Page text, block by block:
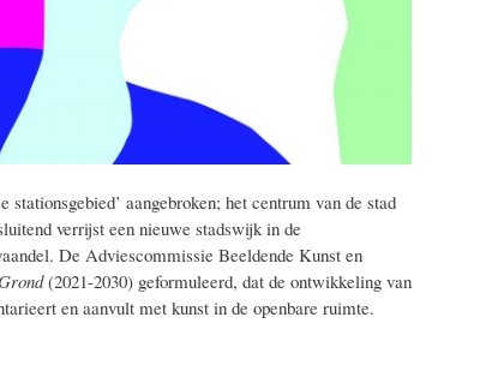
aangebroken; het centrum van de stad
verrijst een nieuwe stadswijk in de
De Adviescommissie Beeldende Kunst en
(2021-2030) geformuleerd, dat de ontwikkeling van
en aanvult met kunst in de openbare ruimte.